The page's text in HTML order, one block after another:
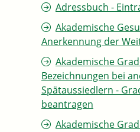
Adressbuch -
Akademische
Anerkennung der
Akademische
Bezeichnungen bei
Spätaussiedlern -
beantragen
Akademische